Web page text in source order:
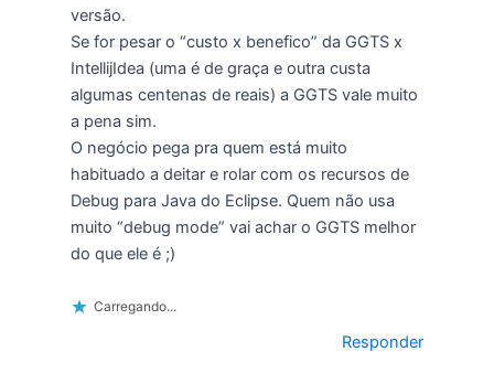
versão.
Se for pesar o “custo x benefico” da GGTS x
IntellijIdea (uma é de graça e outra custa
algumas centenas de reais) a GGTS vale muito
a pena sim.
O negócio pega pra quem está muito
habituado a deitar e rolar com os recursos de
Debug para Java do Eclipse. Quem não usa
muito “debug mode” vai achar o GGTS melhor
do que ele é ;)
Carregando...
Responder